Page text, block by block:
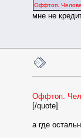
Оффтоп.
мне не
Оффтоп.
[/quote]
а где